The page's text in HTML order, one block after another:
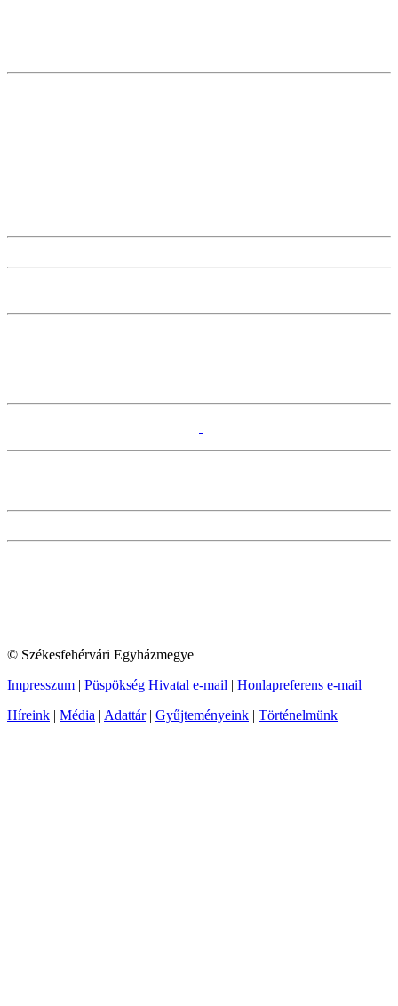
© Székesfehérvári Egyházmegye
Impresszum | Püspökség Hivatal e-mail | Honlapreferens e-mail
Híreink | Média | Adattár| Gyűjteményeink | Történelmünk